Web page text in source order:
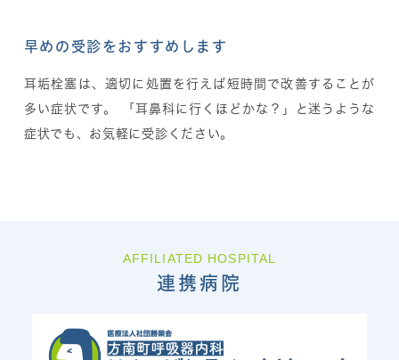
早めの受診をおすすめします
耳垢栓塞は、適切に処置を行えば短時間で改善することが
多い症状です。 「耳鼻科に行くほどかな？」と迷うような
症状でも、お気軽に受診ください。
AFFILIATED HOSPITAL
連携病院